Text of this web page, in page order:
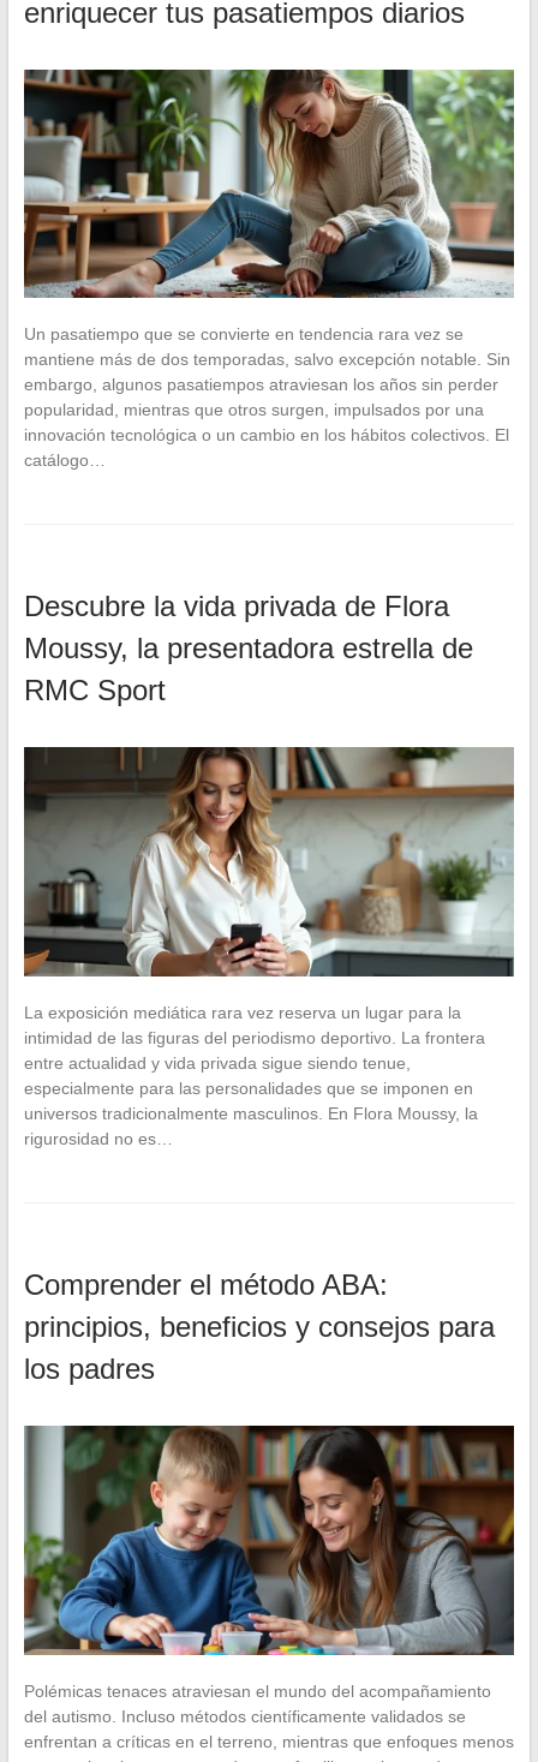
enriquecer tus pasatiempos diarios
Un pasatiempo que se convierte en tendencia rara vez se
mantiene más de dos temporadas, salvo excepción notable. Sin
embargo, algunos pasatiempos atraviesan los años sin perder
popularidad, mientras que otros surgen, impulsados por una
innovación tecnológica o un cambio en los hábitos colectivos. El
catálogo…
Descubre la vida privada de Flora
Moussy, la presentadora estrella de
RMC Sport
La exposición mediática rara vez reserva un lugar para la
intimidad de las figuras del periodismo deportivo. La frontera
entre actualidad y vida privada sigue siendo tenue,
especialmente para las personalidades que se imponen en
universos tradicionalmente masculinos. En Flora Moussy, la
rigurosidad no es…
Comprender el método ABA:
principios, beneficios y consejos para
los padres
Polémicas tenaces atraviesan el mundo del acompañamiento
del autismo. Incluso métodos científicamente validados se
enfrentan a críticas en el terreno, mientras que enfoques menos